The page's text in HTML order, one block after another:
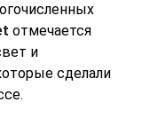
отмечается
и
сделали